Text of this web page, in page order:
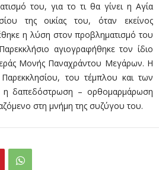
του, για το τι θα γίνει η Αγία
της οικίας του, όταν εκείνος
η λύση στον προβληματισμό του
αγιογραφήθηκε τον ίδιο
Μονής Παναχράντου Μεγάρων. Η
του τέμπλου και των
δαπεδόστρωση – ορθομαρμάρωση
στη μνήμη της συζύγου του.